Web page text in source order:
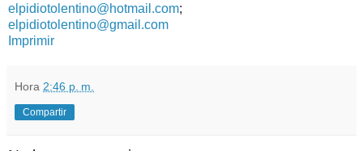
elpidiotolentino@hotmail.com;
elpidiotolentino@gmail.com
Imprimir
Hora 2:46 p. m.
Compartir